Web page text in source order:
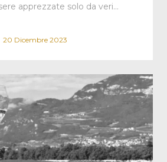
apprezzate solo da veri…
20 Dicembre 2023